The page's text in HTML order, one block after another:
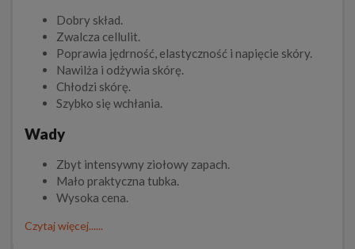
Dobry skład.
Zwalcza cellulit.
Poprawia jędrność, elastyczność i napięcie skóry.
Nawilża i odżywia skórę.
Chłodzi skórę.
Szybko się wchłania.
Wady
Zbyt intensywny ziołowy zapach.
Mało praktyczna tubka.
Wysoka cena.
Czytaj więcej......